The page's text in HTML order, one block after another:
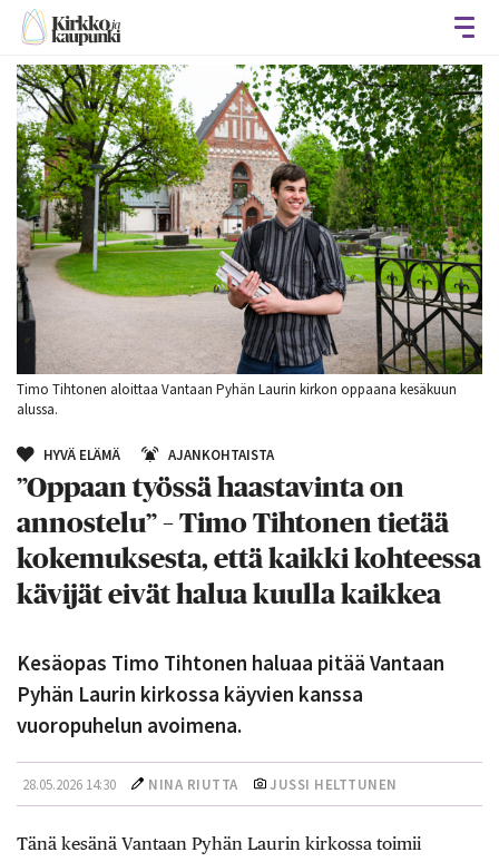
Timo Tihtonen aloittaa Vantaan Pyhän Laurin kirkon oppaana kesäkuun
alussa.
HYVÄ ELÄMÄ AJANKOHTAISTA
”Oppaan työssä haastavinta on
annostelu” – Timo Tihtonen tietää
kokemuksesta, että kaikki kohteessa
kävijät eivät halua kuulla kaikkea
Kesäopas Timo Tihtonen haluaa pitää Vantaan
Pyhän Laurin kirkossa käyvien kanssa
vuoropuhelun avoimena.
28.05.2026 14:30 NINA RIUTTA JUSSI HELTTUNEN
Tänä kesänä Vantaan Pyhän Laurin kirkossa toimii